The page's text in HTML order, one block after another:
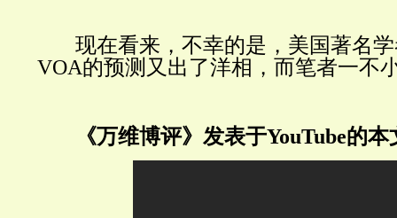
现在看来，不幸的是，美国著名
VOA的预测又出了洋相，而笔者一不
《万维博评》发表于YouTube的